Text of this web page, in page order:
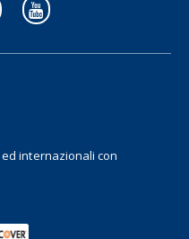
ed internazionalicon